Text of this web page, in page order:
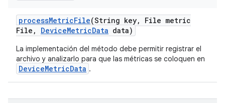
processMetricFile(String key,
File metric
File , DeviceMetricData data)
La implementación del método debe permitir registrar el
archivo y analizarlo para que las métricas se coloquen en
DeviceMetricData .